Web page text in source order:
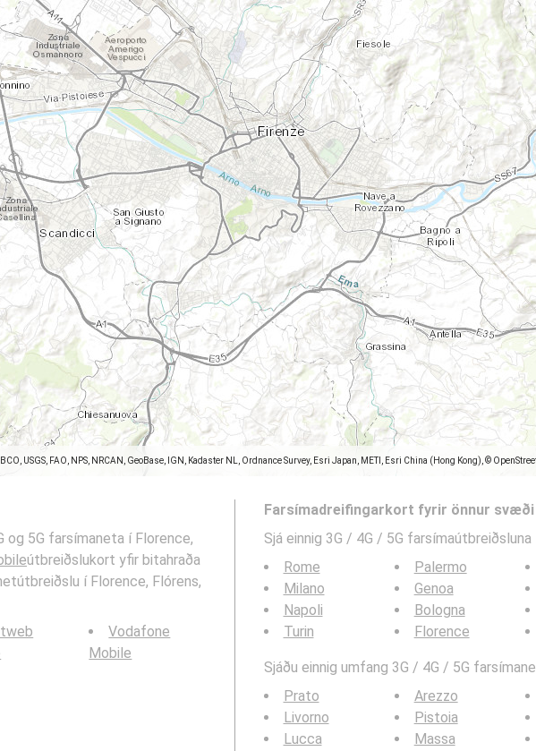
USGS, FAO, NPS, NRCAN, GeoBase, IGN, Kadaster NL, Ordnance Survey, Esri Japan, METI, Esri China (Hong Kong), ©
5G farsímaneta í Florence,
útbreiðslukort yfir bitahraða
í Florence, Flórens,
Vodafone
Mobile
Farsímadreifingarkort fyrir önnur svæði
Sjá einnig 3G / 4G / 5G farsímaútbreiðsluna
Rome
Milano
Napoli
Turin
Palermo
Genoa
Bologna
Florence
Sjáðu einnig umfang 3G / 4G / 5G
Prato
Livorno
Lucca
Arezzo
Pistoia
Massa